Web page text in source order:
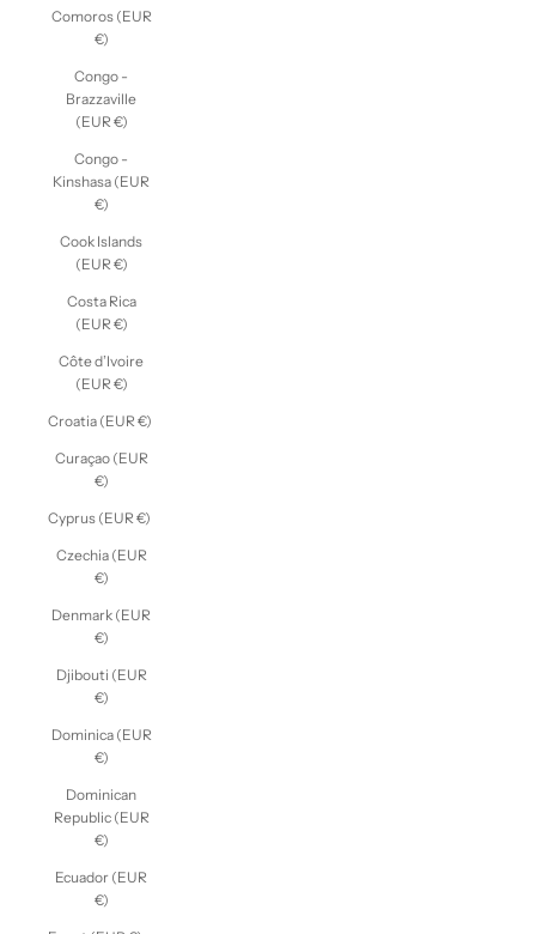
Comoros (EUR
€)
Congo -
Brazzaville
(EUR €)
Congo -
Kinshasa (EUR
€)
Cook Islands
(EUR €)
Costa Rica
(EUR €)
Côte d’Ivoire
(EUR €)
Croatia (EUR €)
Curaçao (EUR
€)
Cyprus (EUR €)
Czechia (EUR
€)
Denmark (EUR
€)
Djibouti (EUR
€)
Dominica (EUR
€)
Dominican
Republic (EUR
€)
Ecuador (EUR
€)